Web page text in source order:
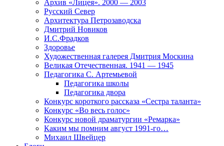
Архив «Лицея». 2000 — 2003
Русский Север
Архитектура Петрозаводска
Дмитрий Новиков
И.С.Фрадков
Здоровье
Художественная галерея Дмитрия Москина
Великая Отечественная. 1941 — 1945
Педагогика С. Артемьевой
Педагогика школы
Педагогика двора
Конкурс короткого рассказа «Сестра таланта»
Конкурс «Во весь голос»
Конкурс новой драматургии «Ремарка»
Каким мы помним август 1991-го…
Михаил Швейцер